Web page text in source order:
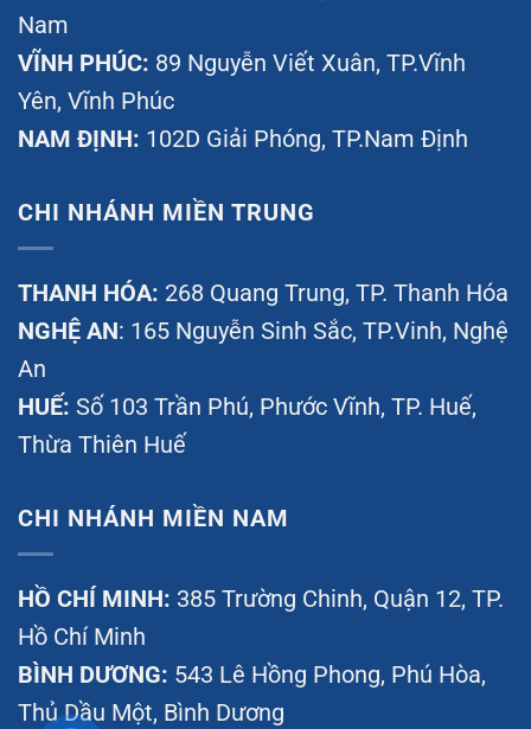
Nam
VĨNH PHÚC: 89 Nguyễn Viết Xuân, TP.Vĩnh
Yên, Vĩnh Phúc
NAM ĐỊNH: 102D Giải Phóng, TP.Nam Định
CHI NHÁNH MIỀN TRUNG
THANH HÓA: 268 Quang Trung, TP. Thanh Hóa
NGHỆ AN: 165 Nguyễn Sinh Sắc, TP.Vinh, Nghệ
An
HUẾ: Số 103 Trần Phú, Phước Vĩnh, TP. Huế,
Thừa Thiên Huế
CHI NHÁNH MIỀN NAM
HỒ CHÍ MINH: 385 Trường Chinh, Quận 12, TP.
Hồ Chí Minh
BÌNH DƯƠNG: 543 Lê Hồng Phong, Phú Hòa,
Thủ Dầu Một, Bình Dương